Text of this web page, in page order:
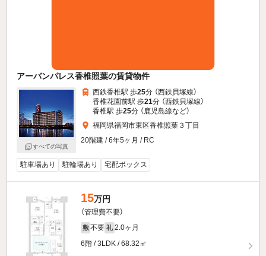
アーバンパレス香椎照葉の賃貸物件
すべての写真
西鉄香椎駅 歩25分 （西鉄貝塚線）
香椎花園前駅 歩21分 （西鉄貝塚線）
香椎駅 歩25分 （鹿児島線など）
福岡県福岡市東区香椎照葉３丁目
20階建 / 6年5ヶ月 / RC
駐車場あり 駐輪場あり 宅配ボックス
15万円
（管理費不要）
敷 不要 礼 2.0ヶ月
6階 / 3LDK / 68.32㎡